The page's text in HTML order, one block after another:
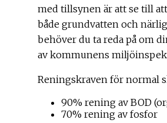
med tillsynen är att se till
både grundvatten och
behöver du ta reda på om
av kommunens
Reningskraven för normal
90% rening av BOD
70% rening av fosfor